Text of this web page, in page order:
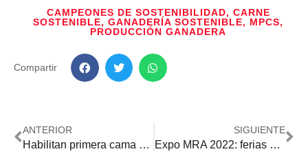
CAMPEONES DE SOSTENIBILIDAD, CARNE
SOSTENIBLE, GANADERÍA SOSTENIBLE, MPCS,
PRODUCCIÓN GANADERA
Compartir
ANTERIOR
Habilitan primera cama biológica indirecta para pulverizadores tractorizados
SIGUIENTE
Expo MRA 2022: ferias ganaderas generaron negocios por más de G. 14.000.000.000